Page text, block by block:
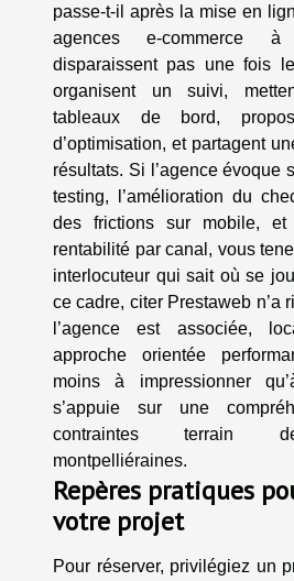
passe-t-il après la mise en
agences e-commerce
disparaissent pas une fois
organisent un suivi,
tableaux de bord,
d’optimisation, et partagent
résultats. Si l’agence évoque
testing, l’amélioration du
des frictions sur mobile,
rentabilité par canal, vous
interlocuteur qui sait où se
ce cadre, citer Prestaweb n’a
l’agence est associée,
approche orientée
moins à impressionner
s’appuie sur une
contraintes terrain
montpelliéraines.
Repères pratiques
votre projet
Pour réserver, privilégiez un